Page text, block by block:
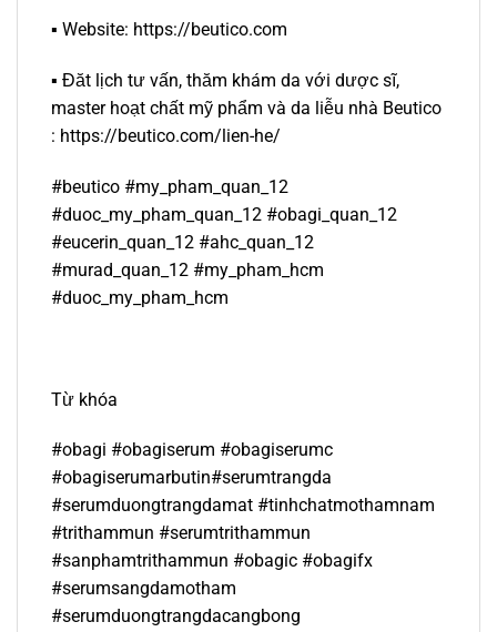
▪️ Website: https://beutico.com
▪️ Đăt lịch tư vấn, thăm khám da với dược sĩ,
master hoạt chất mỹ phẩm và da liễu nhà Beutico
: https://beutico.com/lien-he/
#beutico #my_pham_quan_12
#duoc_my_pham_quan_12 #obagi_quan_12
#eucerin_quan_12 #ahc_quan_12
#murad_quan_12 #my_pham_hcm
#duoc_my_pham_hcm
Từ khóa
#obagi #obagiserum #obagiserumc
#obagiserumarbutin#serumtrangda
#serumduongtrangdamat #tinhchatmothamnam
#trithammun #serumtrithammun
#sanphamtrithammun #obagic #obagifx
#serumsangdamotham
#serumduongtrangdacangbong